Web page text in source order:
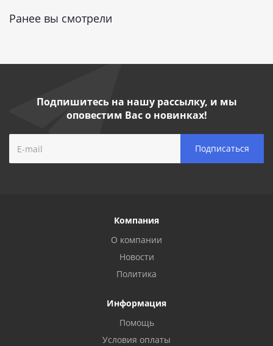
Ранее вы смотрели
Подпишитесь на нашу рассылку, и мы
оповестим Вас о новинках!
Компания
О компании
Новости
Политика
Информация
Помощь
Условия оплаты